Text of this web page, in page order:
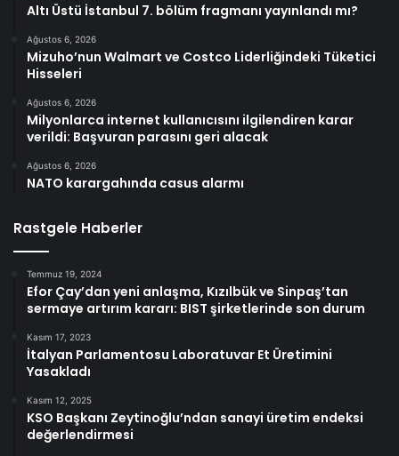
Altı Üstü İstanbul 7. bölüm fragmanı yayınlandı mı?
Ağustos 6, 2026
Mizuho’nun Walmart ve Costco Liderliğindeki Tüketici
Hisseleri
Ağustos 6, 2026
Milyonlarca internet kullanıcısını ilgilendiren karar
verildi: Başvuran parasını geri alacak
Ağustos 6, 2026
NATO karargahında casus alarmı
Rastgele Haberler
Temmuz 19, 2024
Efor Çay’dan yeni anlaşma, Kızılbük ve Sinpaş’tan
sermaye artırım kararı: BIST şirketlerinde son durum
Kasım 17, 2023
İtalyan Parlamentosu Laboratuvar Et Üretimini
Yasakladı
Kasım 12, 2025
KSO Başkanı Zeytinoğlu’ndan sanayi üretim endeksi
değerlendirmesi